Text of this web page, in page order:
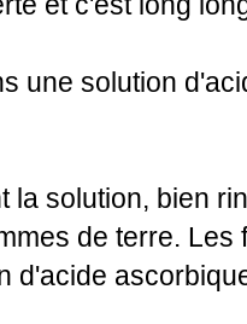
une solution
la solution, bien
de terre. Les
d'acide